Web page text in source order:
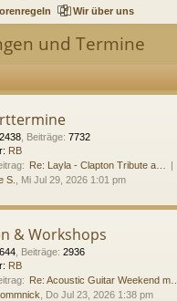
Wir über uns
und Termine
2438 Beiträge: 7732
RB
Re: Layla - Clapton Tribute a…
S. , Mi Jul 29, 2026 1:01 pm
& Workshops
644 Beiträge: 2936
RB
Re: Acoustic Guitar Weekend m…
, Do Jul 23, 2026 1:38 pm